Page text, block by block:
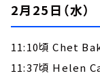
2月25日（水）
11:10頃 Chet
11:37頃 Helen